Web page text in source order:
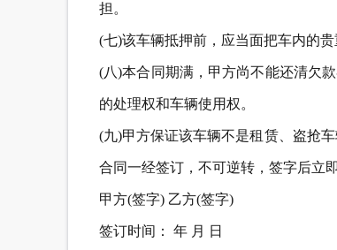
担。
(七)该车辆抵押前，应当面把车内的
(八)本合同期满，甲方尚不能还清欠
的处理权和车辆使用权。
(九)甲方保证该车辆不是租赁、盗抢
合同一经签订，不可逆转，签字后立即
甲方(签字) 乙方(签字)
签订时间： 年 月 日